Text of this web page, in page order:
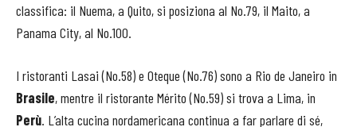
classifica: il Nuema, a Quito, si posiziona al No.79, il Maito, a
Panama City, al No.100.
I ristoranti Lasai (No.58) e Oteque (No.76) sono a Rio de Janeiro in
Brasile, mentre il ristorante Mérito (No.59) si trova a Lima, in
Perù. L’alta cucina nordamericana continua a far parlare di sé,